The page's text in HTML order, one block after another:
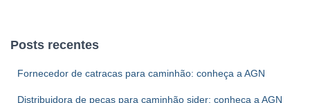
u
Posts recentes
Fornecedor de catracas para caminhão: conheça a AGN
Distribuidora de peças para caminhão sider: conheça a AGN